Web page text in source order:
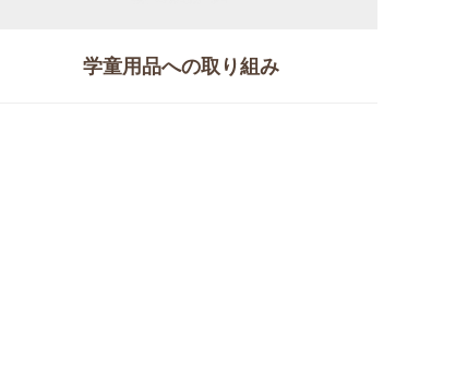
学童用品への取り組み